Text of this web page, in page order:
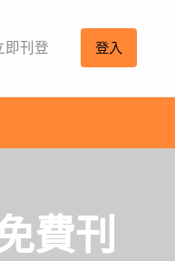
即刊登
登入
費刊